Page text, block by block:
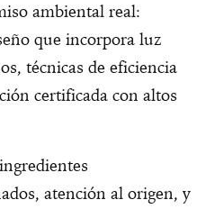
ambiental real:
que incorpora luz
técnicas de eficiencia
certificada con altos
atención al origen, y